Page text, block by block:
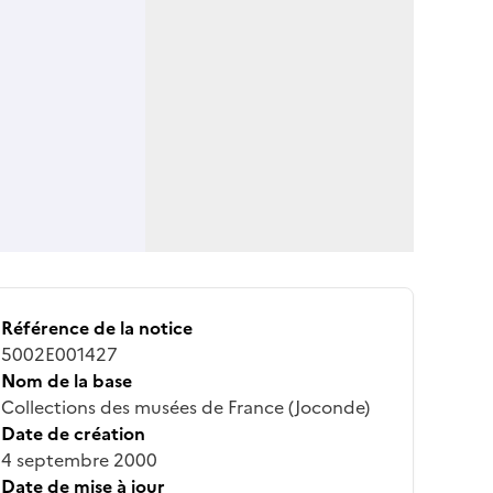
Référence de la notice
5002E001427
Nom de la base
Collections des musées de France (Joconde)
Date de création
4 septembre 2000
Date de mise à jour